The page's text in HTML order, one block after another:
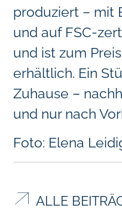
produziert – mit
und auf FSC-
und ist zum
erhältlich. Ein
Zuhause –
und nur nach
Foto: Elena
ALLE